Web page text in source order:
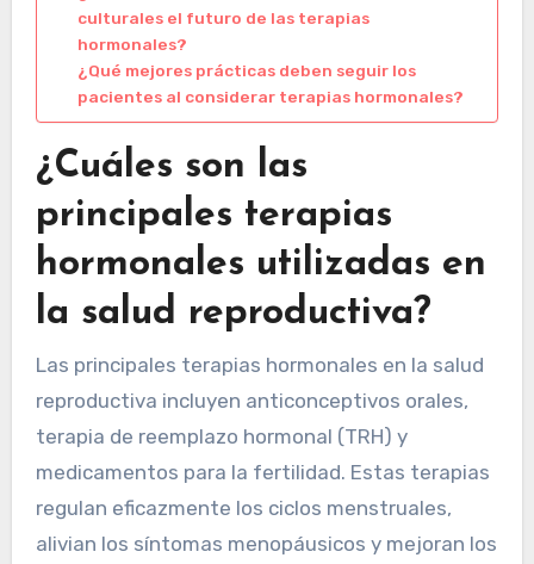
culturales el futuro de las terapias
hormonales?
¿Qué mejores prácticas deben seguir los
pacientes al considerar terapias hormonales?
¿Cuáles son las
principales terapias
hormonales utilizadas en
la salud reproductiva?
Las principales terapias hormonales en la salud
reproductiva incluyen anticonceptivos orales,
terapia de reemplazo hormonal (TRH) y
medicamentos para la fertilidad. Estas terapias
regulan eficazmente los ciclos menstruales,
alivian los síntomas menopáusicos y mejoran los